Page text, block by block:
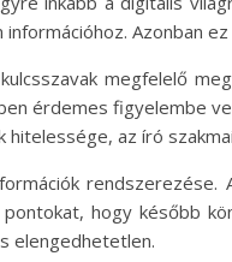
Azonban
megfelelő
érdemes figyelembe
hitelessége, az író
hogy később
elengedhetetlen.